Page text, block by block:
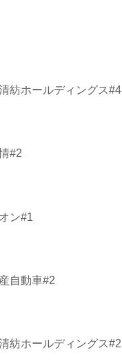
紡ホールディングス#4
#2
ン#1
自動車#2
紡ホールディングス#2